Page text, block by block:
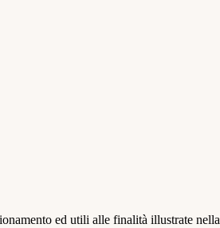
ed utili alle finalità illustrate nella